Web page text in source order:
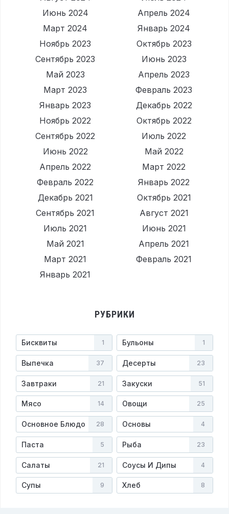
Июнь 2024
Апрель 2024
Март 2024
Январь 2024
Ноябрь 2023
Октябрь 2023
Сентябрь 2023
Июнь 2023
Май 2023
Апрель 2023
Март 2023
Февраль 2023
Январь 2023
Декабрь 2022
Ноябрь 2022
Октябрь 2022
Сентябрь 2022
Июль 2022
Июнь 2022
Май 2022
Апрель 2022
Март 2022
Февраль 2022
Январь 2022
Декабрь 2021
Октябрь 2021
Сентябрь 2021
Август 2021
Июль 2021
Июнь 2021
Май 2021
Апрель 2021
Март 2021
Февраль 2021
Январь 2021
РУБРИКИ
Бисквиты 1 Бульоны 1
Выпечка 37 Десерты 23
Завтраки 21 Закуски 51
Мясо 14 Овощи 25
Основное Блюдо 28 Основы 4
Паста 5 Рыба 23
Салаты 21 Соусы И Дипы 4
Супы 9 Хлеб 8